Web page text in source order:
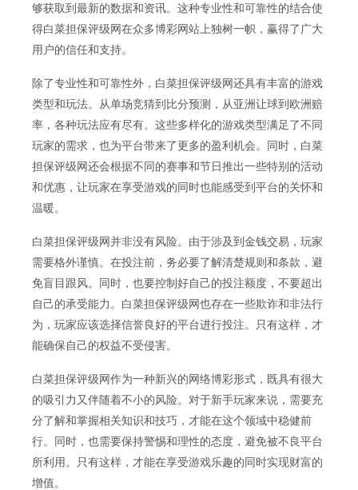
够获取到最新的数据和资讯。这种专业性和可靠性的结合使
得白菜担保评级网在众多博彩网站上独树一帜，赢得了广大
用户的信任和支持。
除了专业性和可靠性外，白菜担保评级网还具有丰富的游戏
类型和玩法。从单场竞猜到比分预测，从亚洲让球到欧洲赔
率，各种玩法应有尽有。这些多样化的游戏类型满足了不同
玩家的需求，也为平台带来了更多的盈利机会。同时，白菜
担保评级网还会根据不同的赛事和节日推出一些特别的活动
和优惠，让玩家在享受游戏的同时也能感受到平台的关怀和
温暖。
白菜担保评级网并非没有风险。由于涉及到金钱交易，玩家
需要格外谨慎。在投注前，务必要了解清楚规则和条款，避
免盲目跟风。同时，也要控制好自己的投注额度，不要超出
自己的承受能力。白菜担保评级网也存在一些欺诈和非法行
为，玩家应该选择信誉良好的平台进行投注。只有这样，才
能确保自己的权益不受侵害。
白菜担保评级网作为一种新兴的网络博彩形式，既具有很大
的吸引力又伴随着不小的风险。对于新手玩家来说，需要充
分了解和掌握相关知识和技巧，才能在这个领域中稳健前
行。同时，也需要保持警惕和理性的态度，避免被不良平台
所利用。只有这样，才能在享受游戏乐趣的同时实现财富的
增值。